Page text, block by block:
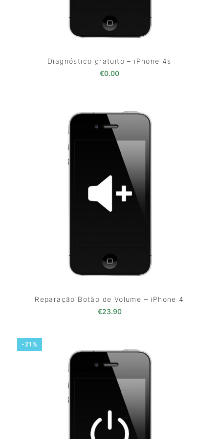
Diagnóstico gratuito – iPhone 4s
€0.00
Reparação Botão de Volume – iPhone 4
€23.90
-21%